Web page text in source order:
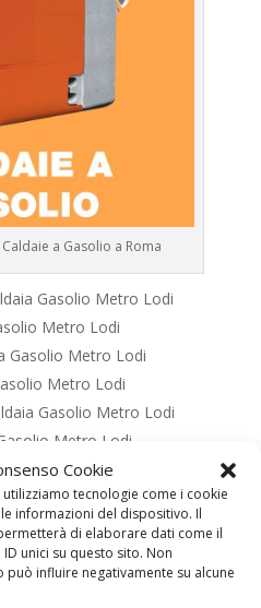
Cookie
tecnologie come i cookie
informazioni del dispositivo. Il
di elaborare dati come il
unici su questo sito. Non
influire negativamente su alcune
a Gasolio a Roma
Gasolio Metro Lodi
Metro Lodi
Gasolio Metro Lodi
Metro Lodi
Gasolio Metro Lodi
Metro Lodi
Metro Lodi
Gasolio Metro Lodi
Metro Lodi
Metro Lodi
Metro Lodi